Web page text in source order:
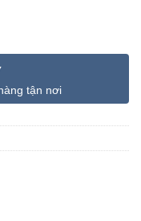
tận nơi